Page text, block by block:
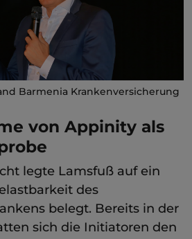
Barmenia Krankenversicherung
von Appinity als
legte Lamsfuß auf ein
des
belegt. Bereits in der
sich die Initiatoren den